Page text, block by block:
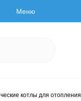
Меню
котлы для отопления